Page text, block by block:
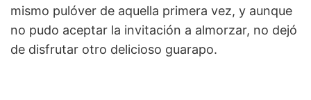
mismo pulóver de aquella primera vez, y aunque
no pudo aceptar la invitación a almorzar, no dejó
de disfrutar otro delicioso guarapo.